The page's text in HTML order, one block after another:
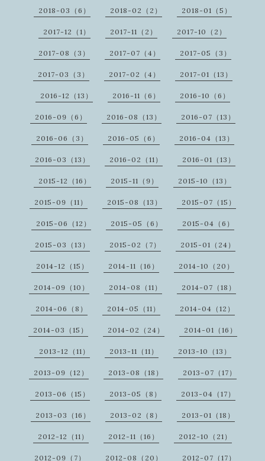
2018-03（6） 2018-02（2） 2018-01（5）
2017-12（1） 2017-11（2） 2017-10（2）
2017-08（3） 2017-07（4） 2017-05（3）
2017-03（3） 2017-02（4） 2017-01（13）
2016-12（13） 2016-11（6） 2016-10（6）
2016-09（6） 2016-08（13） 2016-07（13）
2016-06（3） 2016-05（6） 2016-04（13）
2016-03（13） 2016-02（11） 2016-01（13）
2015-12（16） 2015-11（9） 2015-10（13）
2015-09（11） 2015-08（13） 2015-07（15）
2015-06（12） 2015-05（6） 2015-04（6）
2015-03（13） 2015-02（7） 2015-01（24）
2014-12（15） 2014-11（16） 2014-10（20）
2014-09（10） 2014-08（11） 2014-07（18）
2014-06（8） 2014-05（11） 2014-04（12）
2014-03（15） 2014-02（24） 2014-01（16）
2013-12（11） 2013-11（11） 2013-10（13）
2013-09（12） 2013-08（18） 2013-07（17）
2013-06（15） 2013-05（8） 2013-04（17）
2013-03（16） 2013-02（8） 2013-01（18）
2012-12（11） 2012-11（16） 2012-10（21）
2012-09（7） 2012-08（20） 2012-07（17）